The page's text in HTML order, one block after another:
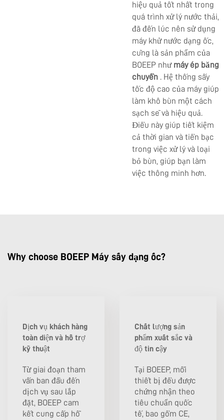
hiệu quả tốt nhất trong
quá trình xử lý nước thải,
đã đến lúc nên sử dụng
máy khử nước dạng ốc,
cũng là sản phẩm của
BOEEP như máy ép băng
chuyền . Hệ thống sấy
tốc độ cao của máy giúp
làm khô bùn một cách
sạch sẽ và hiệu quả.
Điều này giúp tiết kiệm
cả thời gian và tiền bạc
trong việc xử lý và loại
bỏ bùn, giúp bạn làm
việc thông minh hơn.
Why choose BOEEP Máy sấy dạng ốc?
Dịch vụ khách hàng
toàn diện và hỗ trợ
kỹ thuật
Từ giai đoạn tham
vấn ban đầu đến
dịch vụ sau lắp
đặt, BOEEP cam
kết cung cấp hỗ
Chất lượng sản
phẩm xuất sắc và
độ tin cậy
Tại BOEEP, mỗi
thiết bị đều được
chứng nhận theo
tiêu chuẩn quốc
tế, bao gồm CE,